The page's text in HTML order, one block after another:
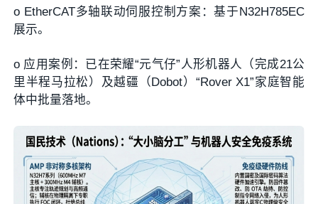
o EtherCAT多轴联动伺服控制方案 ：基于N32H785EC
展示。
o 应用案例 ：已在荣耀“元气仔”人形机器人（完成21公
里半程马拉松）及越疆（Dobot）“Rover X1”家庭智能
体中批量落地。